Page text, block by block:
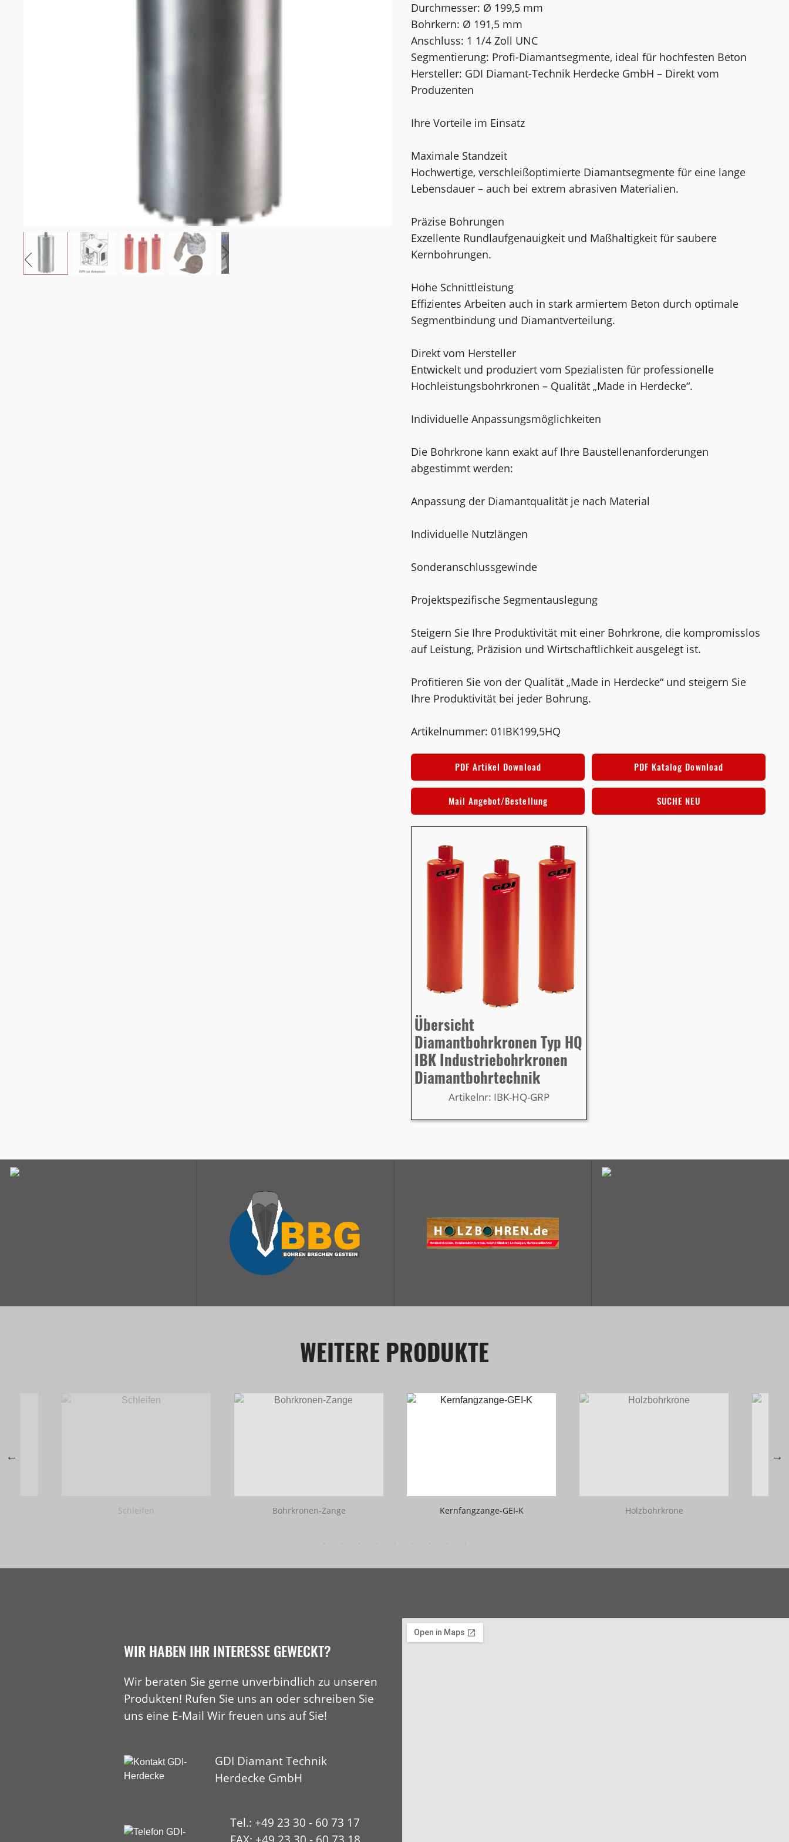
Durchmesser: Ø 199,5 mm
Bohrkern: Ø 191,5 mm
Anschluss: 1 1/4 Zoll UNC
Segmentierung: Profi-Diamantsegmente, ideal für hochfesten Beton
Hersteller: GDI Diamant-Technik Herdecke GmbH – Direkt vom
Produzenten
Ihre Vorteile im Einsatz
Maximale Standzeit
Hochwertige, verschleißoptimierte Diamantsegmente für eine lange
Lebensdauer – auch bei extrem abrasiven Materialien.
Präzise Bohrungen
Exzellente Rundlaufgenauigkeit und Maßhaltigkeit für saubere
Kernbohrungen.
Hohe Schnittleistung
Effizientes Arbeiten auch in stark armiertem Beton durch optimale
Segmentbindung und Diamantverteilung.
Direkt vom Hersteller
Entwickelt und produziert vom Spezialisten für professionelle
Hochleistungsbohrkronen – Qualität „Made in Herdecke“.
Individuelle Anpassungsmöglichkeiten
Die Bohrkrone kann exakt auf Ihre Baustellenanforderungen
abgestimmt werden:
Anpassung der Diamantqualität je nach Material
Individuelle Nutzlängen
Sonderanschlussgewinde
Projektspezifische Segmentauslegung
Steigern Sie Ihre Produktivität mit einer Bohrkrone, die kompromisslos
auf Leistung, Präzision und Wirtschaftlichkeit ausgelegt ist.
Profitieren Sie von der Qualität „Made in Herdecke“ und steigern Sie
Ihre Produktivität bei jeder Bohrung.
Artikelnummer: 01IBK199,5HQ
PDF Artikel Download PDF Katalog Download
Mail Angebot/Bestellung SUCHE NEU
Übersicht
Diamantbohrkronen Typ HQ
IBK Industriebohrkronen
Diamantbohrtechnik
Artikelnr: IBK-HQ-GRP
WEITERE PRODUKTE
Schleifen Bohrkronen-Zange Kernfangzange-GEI-K Holzbohrkrone
WIR HABEN IHR INTERESSE GEWECKT?
Wir beraten Sie gerne unverbindlich zu unseren
Produkten! Rufen Sie uns an oder schreiben Sie
uns eine E-Mail Wir freuen uns auf Sie!
GDI Diamant Technik
Herdecke GmbH
Tel.: +49 23 30 - 60 73 17